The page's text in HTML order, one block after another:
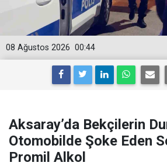
00:44
08 Ağustos 2026
Aksaray’da Bekçilerin
Otomobilde Şoke Eden
Promil Alkol